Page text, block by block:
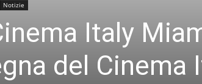
Notizie
Italy
del Cinema